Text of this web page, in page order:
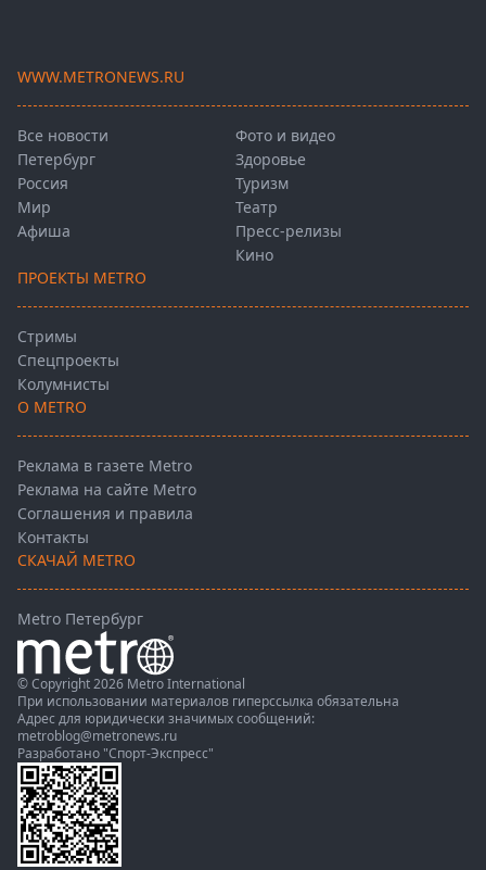
WWW.METRONEWS.RU
Все новости
Петербург
Россия
Мир
Афиша
Фото и видео
Здоровье
Туризм
Театр
Пресс-релизы
Кино
ПРОЕКТЫ METRO
Стримы
Спецпроекты
Колумнисты
О METRO
Реклама в газете Metro
Реклама на сайте Metro
Соглашения и правила
Контакты
СКАЧАЙ METRO
Metro Петербург
© Copyright 2026 Metro International
При использовании материалов гиперссылка обязательна
Адрес для юридически значимых сообщений:
metroblog@metronews.ru
Разработано "Спорт-Экспресс"